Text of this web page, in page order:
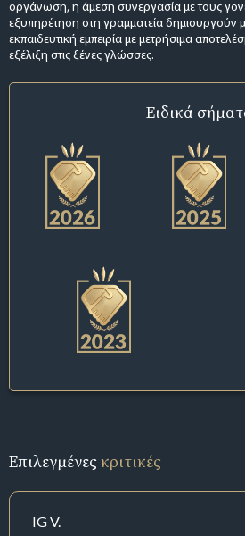
οργάνωση, η άμεση συνεργασία με τους
εξυπηρέτηση στη γραμματεία δημιουργούν
εκπαιδευτική εμπειρία με μετρήσιμα
εξέλιξη στις ξένες γλώσσες.
Ειδικά
Επιλεγμένεςκριτικές
IG V.